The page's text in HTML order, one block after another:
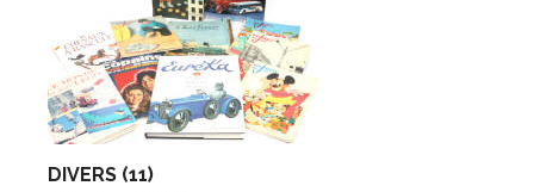
DIVERS (11)